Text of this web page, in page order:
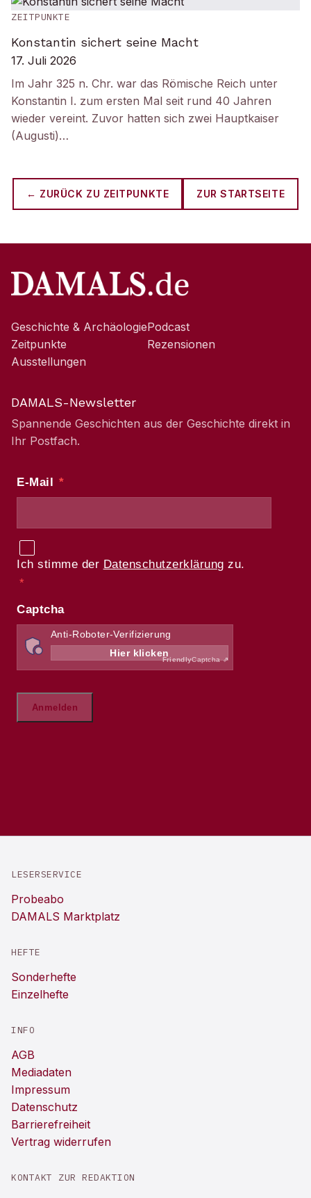
ZEITPUNKTE
Konstantin sichert seine Macht
17. Juli 2026
Im Jahr 325 n. Chr. war das Römische Reich unter
Konstantin I. zum ersten Mal seit rund 40 Jahren
wieder vereint. Zuvor hatten sich zwei Hauptkaiser
(Augusti)…
← ZURÜCK ZU ZEITPUNKTE ZUR STARTSEITE
Geschichte & Archäologie
Zeitpunkte
Ausstellungen
Podcast
Rezensionen
DAMALS-Newsletter
Spannende Geschichten aus der Geschichte direkt in
Ihr Postfach.
LESERSERVICE
Probeabo
DAMALS Marktplatz
HEFTE
Sonderhefte
Einzelhefte
INFO
AGB
Mediadaten
Impressum
Datenschutz
Barrierefreiheit
Vertrag widerrufen
KONTAKT ZUR REDAKTION